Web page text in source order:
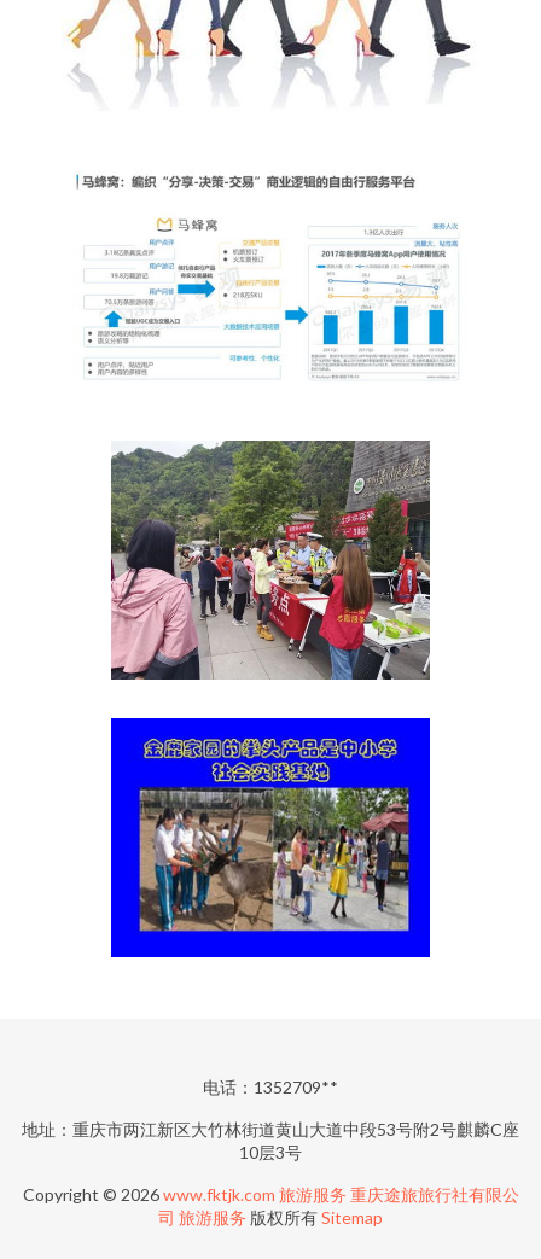
电话：1352709**
地址：重庆市两江新区大竹林街道黄山大道中段53号附2号麒麟C座
10层3号
Copyright © 2026www.fktjk.com 旅游服务 重庆途旅旅行社有限公
司 旅游服务 版权所有Sitemap